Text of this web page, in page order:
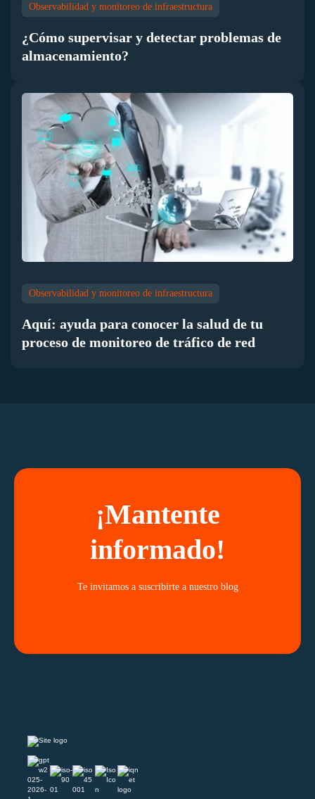
Observabilidad y monitoreo de infraestructura
¿Cómo supervisar y detectar problemas de
almacenamiento?
Observabilidad y monitoreo de infraestructura
Aquí: ayuda para conocer la salud de tu
proceso de monitoreo de tráfico de red
¡Mantente
informado!
Te invitamos a suscribirte a nuestro blog